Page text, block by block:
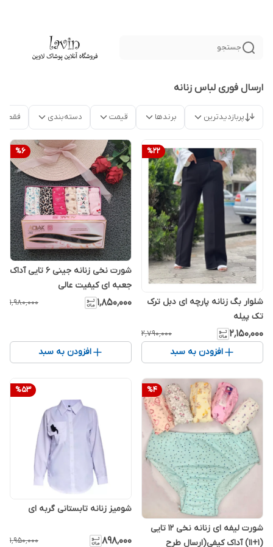
جستجو
ارسال فوری لباس زنانه
پربازدیدترین برندها قیمت دسته‌بندی فقط
%22
شلوار بگ زنانه پارچه ای دبل ترک
تک پیله
۲٬۱۵۰٬۰۰۰ ۲٬۷۹۰٬۰۰۰
افزودن به سبد
%6
شورت نخی زنانه جینی 6 تایی آداک
جعبه ای کیفیت عالی
۱٬۸۵۰٬۰۰۰ ۱٬۹۸۰٬۰۰۰
افزودن به سبد
%4
شورت لیفه ای زنانه نخی 12 تایی
(1+11) آداک کیفی(ارسال طرح‌
%53
شومیز زنانه تابستانی گربه ای
۸۹۸٬۰۰۰ ۱٬۹۵۰٬۰۰۰